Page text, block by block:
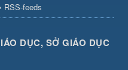
RSS-feeds
DỤC, SỞ GIÁO DỤC